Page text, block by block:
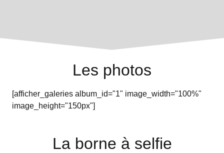
Les photos
[afficher_galeries album_id="1" image_width="100%"
image_height="150px"]
La borne à selfie